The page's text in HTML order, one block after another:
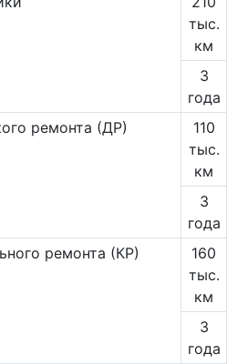
тыс.
км
3
года
ремонта (ДР)
110
тыс.
км
3
года
ремонта (КР)
160
тыс.
км
3
года